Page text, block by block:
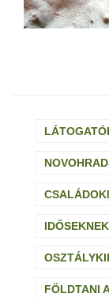
IDŐSEKNEK
FÖLDTANI